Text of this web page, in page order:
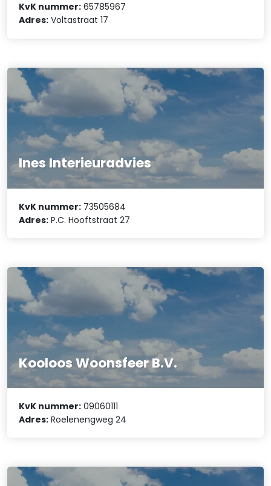
KvK nummer: 65785967
Adres: Voltastraat 17
Ines Interieuradvies
KvK nummer: 73505684
Adres: P.C. Hooftstraat 27
Kooloos Woonsfeer B.V.
KvK nummer: 09060111
Adres: Roelenengweg 24